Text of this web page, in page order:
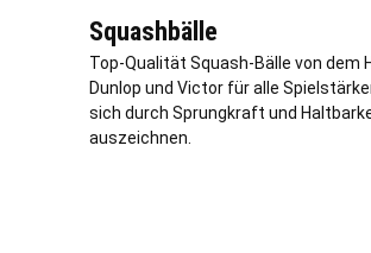
Squashbälle
Top-Qualität Squash-Bälle von dem
Dunlop und Victor für alle
sich durch Sprungkraft und
auszeichnen.